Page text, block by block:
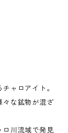
ャロアイト。
々な鉱物が混ざ
ロ川流域で発見